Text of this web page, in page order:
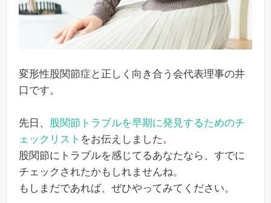
変形性股関節症と正しく向き合う会代表理事の井
口です。
先日、 股関節トラブルを早期に発見するためのチ
ェックリスト をお伝えしました。
股関節にトラブルを感じてるあなたなら、すでに
チェックされたかもしれませんね。
もしまだであれば、ぜひやってみてください。